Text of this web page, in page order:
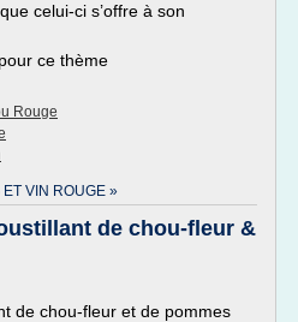
celui-ci s’offre à son
ce thème
Rouge
VIN ROUGE »
de chou-fleur &
de chou-fleur et de pommes